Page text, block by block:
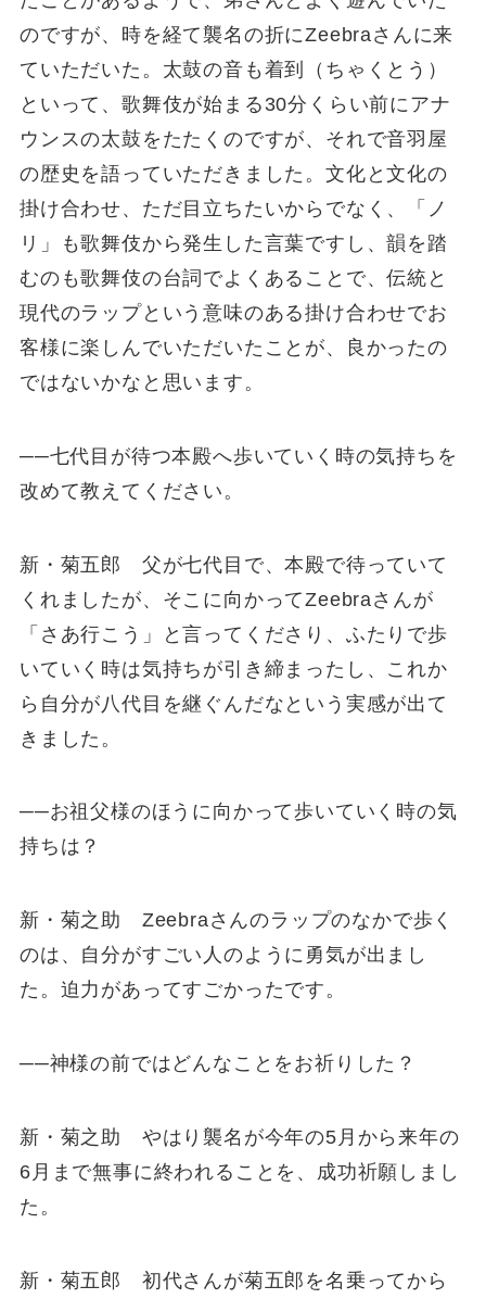
のですが、時を経て襲名の折にZeebraさんに来
ていただいた。太鼓の音も着到（ちゃくとう）
といって、歌舞伎が始まる30分くらい前にアナ
ウンスの太鼓をたたくのですが、それで音羽屋
の歴史を語っていただきました。文化と文化の
掛け合わせ、ただ目立ちたいからでなく、「ノ
リ」も歌舞伎から発生した言葉ですし、韻を踏
むのも歌舞伎の台詞でよくあることで、伝統と
現代のラップという意味のある掛け合わせでお
客様に楽しんでいただいたことが、良かったの
ではないかなと思います。
──七代目が待つ本殿へ歩いていく時の気持ちを
改めて教えてください。
新・菊五郎 父が七代目で、本殿で待っていて
くれましたが、そこに向かってZeebraさんが
「さあ行こう」と言ってくださり、ふたりで歩
いていく時は気持ちが引き締まったし、これか
ら自分が八代目を継ぐんだなという実感が出て
きました。
──お祖父様のほうに向かって歩いていく時の気
持ちは？
新・菊之助 Zeebraさんのラップのなかで歩く
のは、自分がすごい人のように勇気が出まし
た。迫力があってすごかったです。
──神様の前ではどんなことをお祈りした？
新・菊之助 やはり襲名が今年の5月から来年の
6月まで無事に終われることを、成功祈願しまし
た。
新・菊五郎 初代さんが菊五郎を名乗ってから